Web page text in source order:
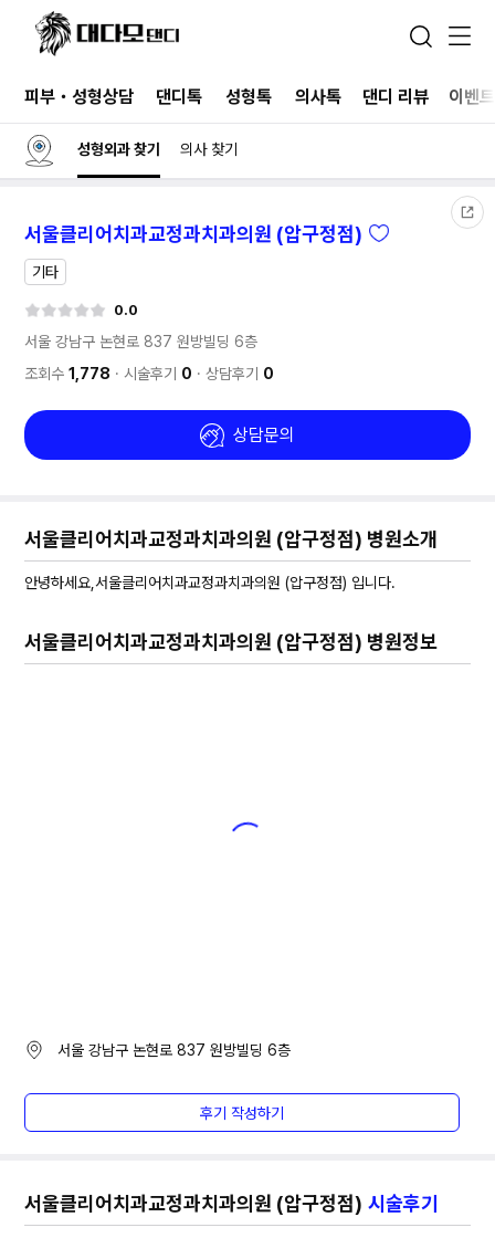
피부・성형상담 댄디톡 성형톡 의사톡 댄디 리뷰 이벤트
성형외과 찾기 의사 찾기
서울클리어치과교정과치과의원 (압구정점)
기타
0.0
서울 강남구 논현로 837 원방빌딩 6층
조회수1,778 시술후기 0 상담후기 0
상담문의
서울클리어치과교정과치과의원 (압구정점) 병원소개
안녕하세요,서울클리어치과교정과치과의원 (압구정점) 입니다.
서울클리어치과교정과치과의원 (압구정점) 병원정보
서울 강남구 논현로 837 원방빌딩 6층
후기 작성하기
서울클리어치과교정과치과의원 (압구정점) 시술후기